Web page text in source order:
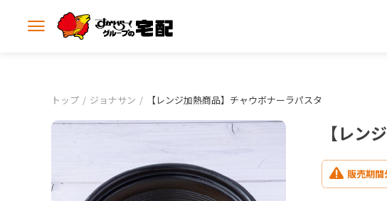
メ
開トップ ジョナサン 【レンジ加熱商品】チャウボナーラパスタ
【レン
販売期間